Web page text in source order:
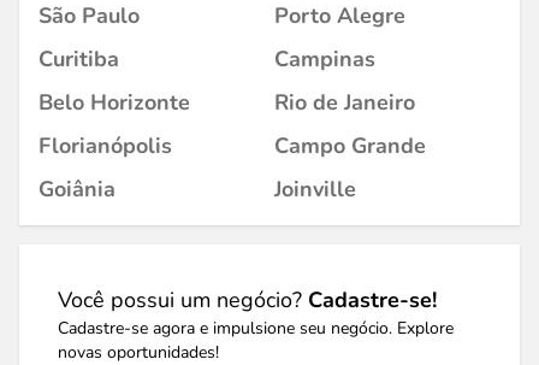
São Paulo
Porto Alegre
Curitiba
Campinas
Belo Horizonte
Rio de Janeiro
Florianópolis
Campo Grande
Goiânia
Joinville
Você possui um negócio? Cadastre-se!
Cadastre-se agora e impulsione seu negócio. Explore
novas oportunidades!